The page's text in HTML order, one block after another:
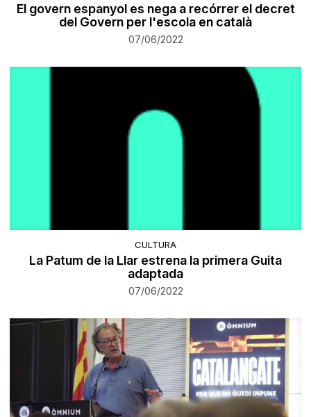
El govern espanyol es nega a recórrer el decret
del Govern per l'escola en català
07/06/2022
CULTURA
La Patum de la Llar estrena la primera Guita
adaptada
07/06/2022